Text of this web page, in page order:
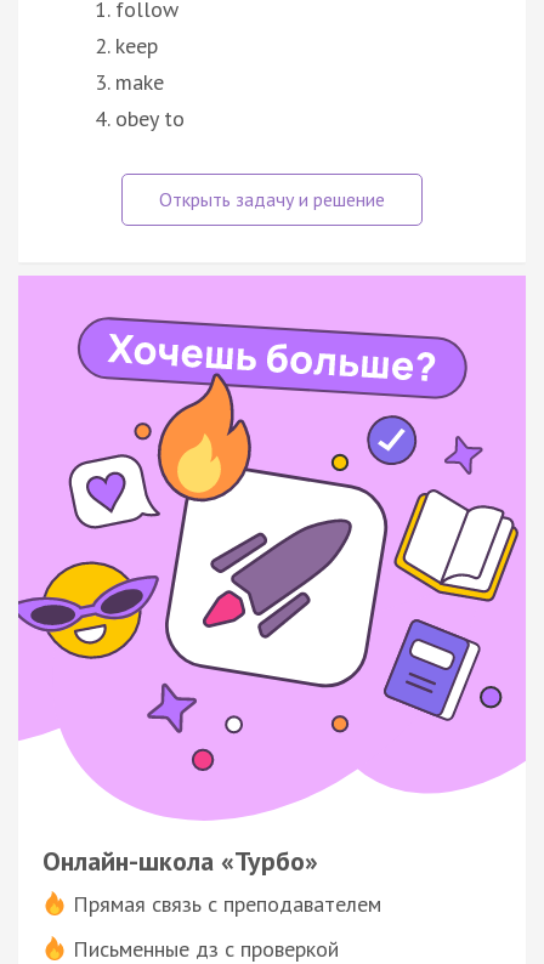
follow
keep
make
obey to
Онлайн-школа «Турбо»
Прямая связь с преподавателем
Письменные дз с проверкой